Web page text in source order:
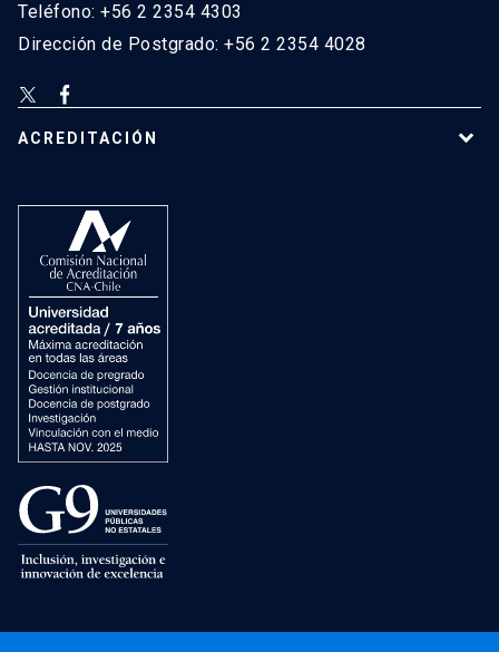
Teléfono: +56 2 2354 4303
Dirección de Postgrado: +56 2 2354 4028
ACREDITACIÓN